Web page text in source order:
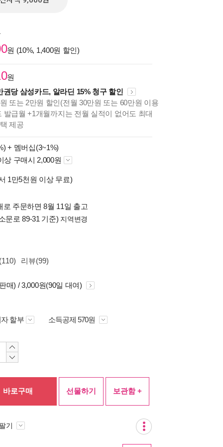
원 (10%, 1,400원 할인)
원
권당 삼성카드, 알라딘 15% 청구 할인
또는 2만원 할인(전월 30만원 또는 60만원 이용
발급월 +1개월까지는 전월 실적이 없어도 최대
제공
+ 멤버십(3~1%)
상 구매시 2,000원
1만5천원 이상 무료)
로 주문하면 8월 11일 출고
문로 89-31 기준) 지역변경
리뷰(99)
매) / 3,000원(90일 대여)
할부 소득공제 570원
바로구매 선물하기 보관함 +
기